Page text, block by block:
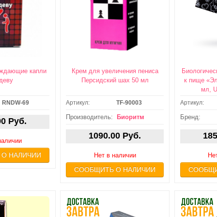
капли
RNDW-69
Руб.
НАЛИЧИИ
Крем для увеличения пениса
Персидский шах 50 мл
Артикул: TF-90003
Производитель: Биоритм
1090.00 Руб.
Нет в наличии
СООБЩИТЬ О НАЛИЧИИ
к пище
мл,
Артикул:
Бренд:
ЗАВТРА /
ДОСТАВКА: ЗАВТРА /
САМОВЫВОЗ